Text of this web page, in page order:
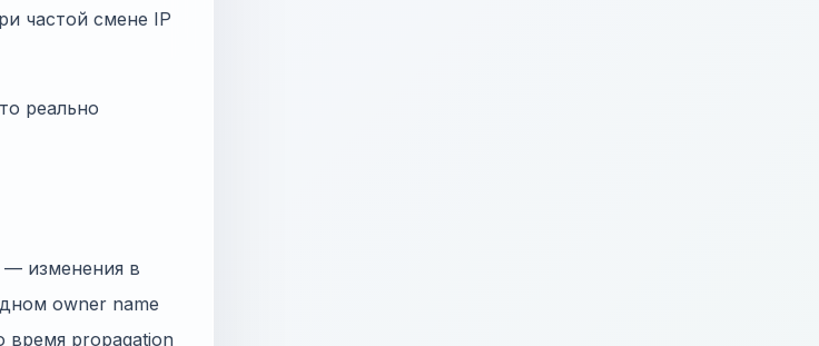
частой смене IP
реально
— изменения в
owner name
время propagation